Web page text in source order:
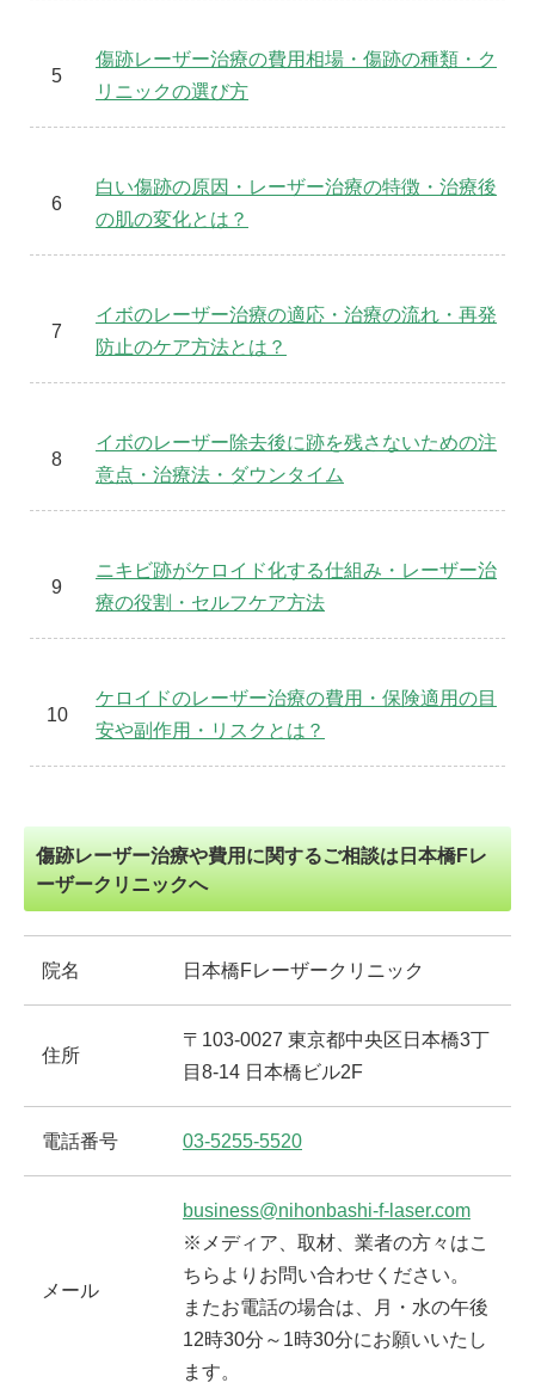
傷跡レーザー治療の費用相場・傷跡の種類・ク
リニックの選び方
白い傷跡の原因・レーザー治療の特徴・治療後
の肌の変化とは？
イボのレーザー治療の適応・治療の流れ・再発
防止のケア方法とは？
イボのレーザー除去後に跡を残さないための注
意点・治療法・ダウンタイム
ニキビ跡がケロイド化する仕組み・レーザー治
療の役割・セルフケア方法
ケロイドのレーザー治療の費用・保険適用の目
安や副作用・リスクとは？
傷跡レーザー治療や費用に関するご相談は日本橋Fレ
ーザークリニックへ
院名 日本橋Fレーザークリニック
住所
〒103-0027 東京都中央区日本橋3丁
目8-14 日本橋ビル2F
電話番号 03-5255-5520
メール
business@nihonbashi-f-laser.com
※メディア、取材、業者の方々はこ
ちらよりお問い合わせください。
またお電話の場合は、月・水の午後
12時30分～1時30分にお願いいたし
ます。